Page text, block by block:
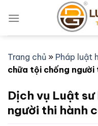
qua
Trang chủ » Pháp luật
chữa tội chống người
Dịch vụ Luật
người thi hành